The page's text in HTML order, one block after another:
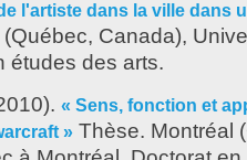
l'artiste dans la ville dans
Canada),
études des arts.
« Sens, fonction et
» Thèse. Montréal